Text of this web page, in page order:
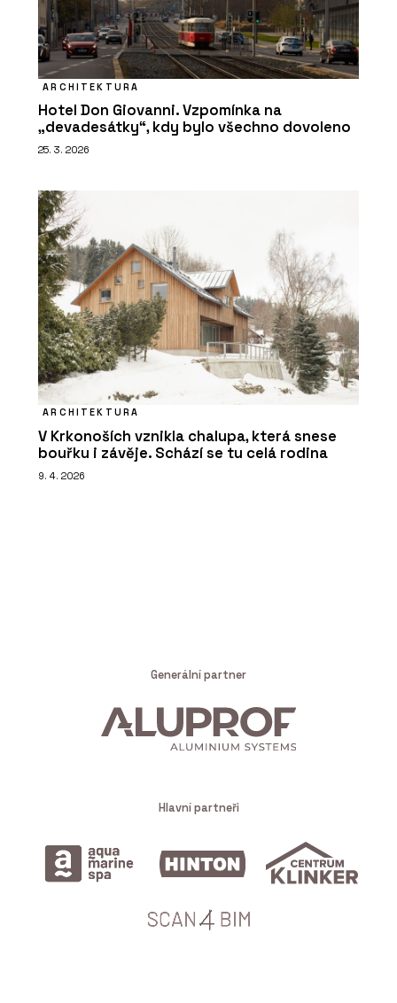
ARCHITEKTURA
Hotel Don Giovanni. Vzpomínka na
„devadesátky“, kdy bylo všechno dovoleno
25. 3. 2026
ARCHITEKTURA
V Krkonoších vznikla chalupa, která snese
bouřku i závěje. Schází se tu celá rodina
9. 4. 2026
Generální partner
Hlavní partneři